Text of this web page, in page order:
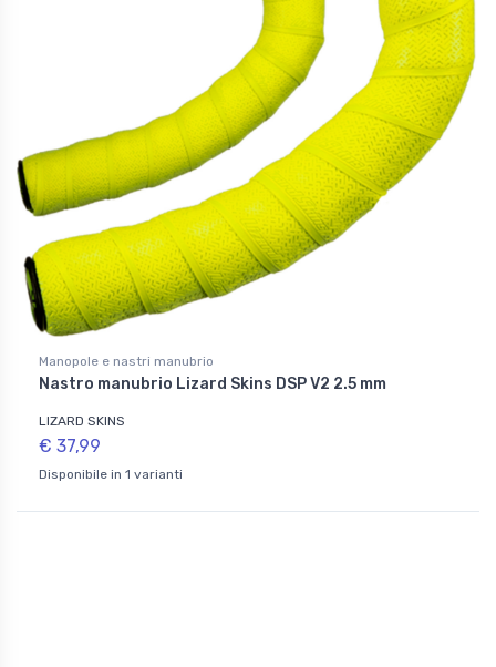
Manopole e nastri manubrio
Nastro manubrio Lizard Skins DSP V2 2.5 mm
LIZARD SKINS
€ 37,99
Disponibile in 1 varianti